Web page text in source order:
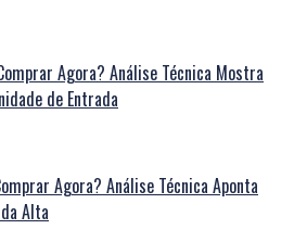
Agora? Análise Técnica Mostra
de Entrada
Agora? Análise Técnica Aponta
Alta